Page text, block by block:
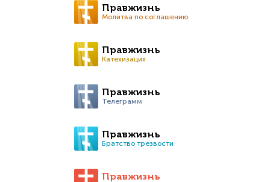
Правжизнь
Молитва по соглашению
Правжизнь
Катехизация
Правжизнь
Телеграмм
Правжизнь
Братство трезвости
Правжизнь